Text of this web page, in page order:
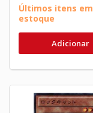
Últimos itens em
estoque
Adicionar